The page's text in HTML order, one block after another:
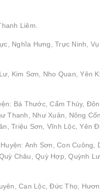
Liêm.
Nghĩa Hưng, Trực Ninh, Vụ
Kim Sơn, Nho Quan, Yên
Bá Thước, Cẩm Thủy,
Thanh, Như Xuân, Nông
Triệu Sơn, Vĩnh Lộc, Yên
Anh Sơn, Con Cuông,
Châu, Quỳ Hợp, Quỳnh
Can Lộc, Đức Thọ,